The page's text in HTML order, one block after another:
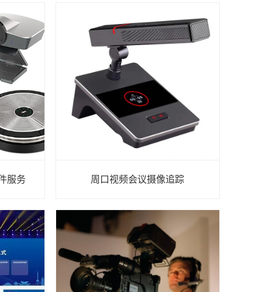
服务 周口视频会议摄像追踪